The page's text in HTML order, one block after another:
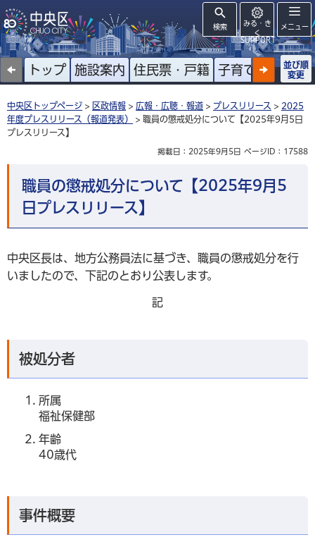
検索
みる・き
く
SUPPORT
メニュー
トップ 施設案内 住民票・戸籍 子育て 高齢者
並び順
変更
中央区トップページ > 区政情報 > 広報・広聴・報道 > プレスリリース > 2025
年度プレスリリース（報道発表）
> 職員の懲戒処分について【2025年9月5日
プレスリリース】
掲載日：2025年9月5日 ページID：17588
職員の懲戒処分について【2025年9月5
日プレスリリース】
中央区長は、地方公務員法に基づき、職員の懲戒処分を行
いましたので、下記のとおり公表します。
記
被処分者
所属
福祉保健部
年齢
40歳代
事件概要